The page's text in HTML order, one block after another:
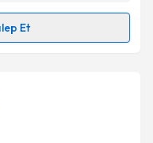
Gönder
Et
uzmandan randevu
e-posta ile